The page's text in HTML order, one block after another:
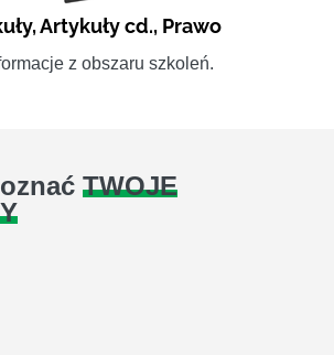
,Artykuły cd., Prawo
z obszaru szkoleń.
TWOJE